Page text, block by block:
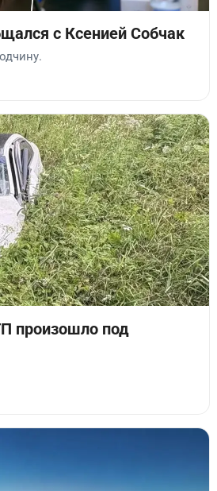
с Ксенией Собчак
произошло под